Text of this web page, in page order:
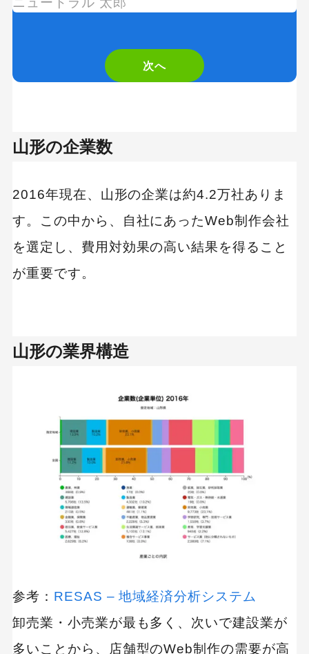
制作会社 比較表
戦略をベースとした集客｜HanaCinema株式会
SEO対策が強い｜S.E.Onetop合同会社
【強み別】システム開発に強い制作会社
制作会社 比較表
スデザイン株式会社
不動産業界の制作実績が豊富｜有限会社アット
マーク社
PPC広告のコンサルも提供｜合資会社そふと
【業界別】美容・アパレルに強い制作会社
株式会社
【業界別】人材・教育業界に強い制作会社
are
a
次へ
山形の企業数
2016年現在、山形の企業は約4.2万社ありま
す。この中から、自社にあったWeb制作会社
を選定し、費用対効果の高い結果を得ること
が重要です。
山形の業界構造
参考： RESAS – 地域経済分析システム
卸売業・小売業が最も多く、次いで建設業が
多いことから、店舗型のWeb制作の需要が高